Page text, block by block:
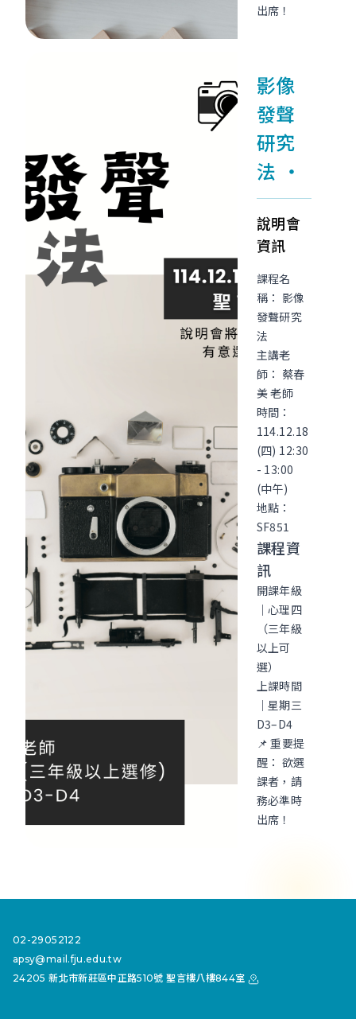
出席！
影像
發聲
研究
法
說明會
資訊
課程名
稱： 影像
發聲研究
法
主講老
師： 蔡春
美 老師
時間：
114.12.18
(四) 12:30
- 13:00
(中午)
地點：
SF851
課程資
訊
開課年級
｜心理四
（三年級
以上可
選）
上課時間
｜星期三
D3–D4
📌 重要提
醒： 欲選
課者，請
務必準時
出席！
02-29052122
apsy@mail.fju.edu.tw
24205 新北市新莊區中正路510號 聖言樓八樓844室